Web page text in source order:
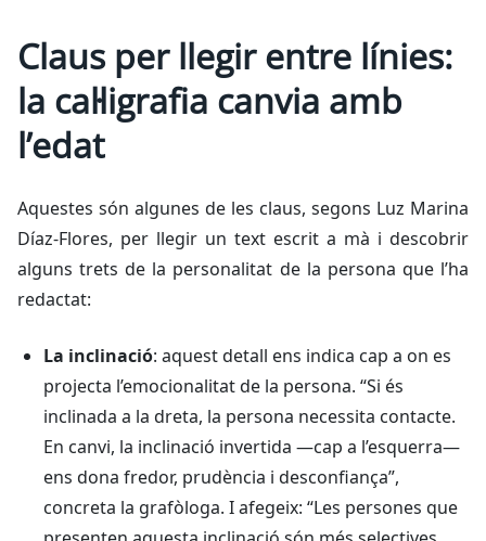
Claus per llegir entre línies:
la cal·ligrafia canvia amb
l’edat
Aquestes són algunes de les claus, segons Luz Marina
Díaz-Flores, per llegir un text escrit a mà i descobrir
alguns trets de la personalitat de la persona que l’ha
redactat:
La inclinació: aquest detall ens indica cap a on es
projecta l’emocionalitat de la persona. “Si és
inclinada a la dreta, la persona necessita contacte.
En canvi, la inclinació invertida —cap a l’esquerra—
ens dona fredor, prudència i desconfiança”,
concreta la grafòloga. I afegeix: “Les persones que